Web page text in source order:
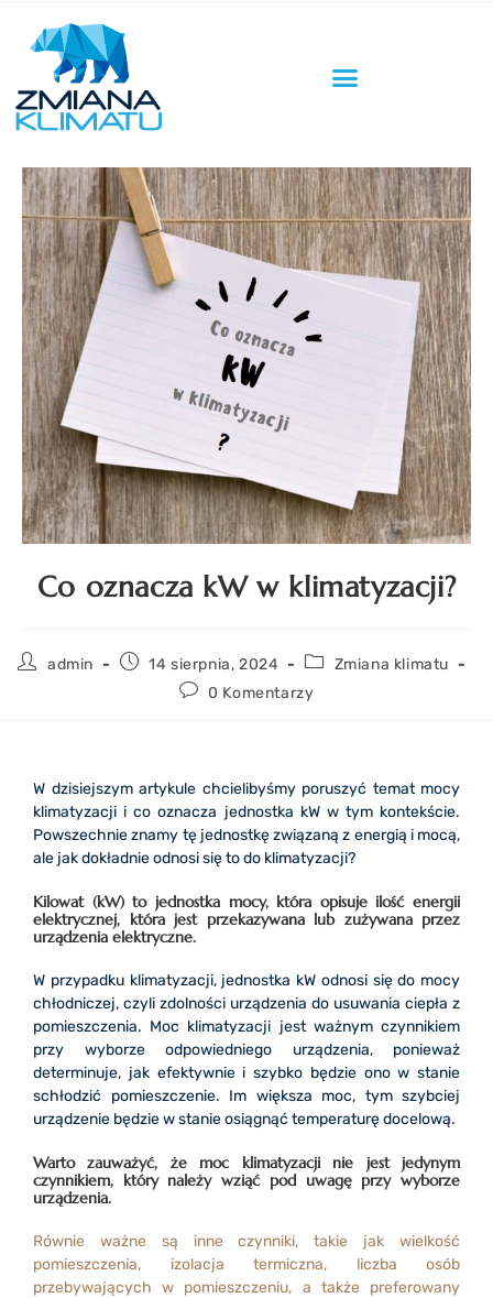
Co oznacza kW w klimatyzacji?
admin 14 sierpnia, 2024
Zmiana klimatu
0 Komentarzy
W dzisiejszym artykule chcielibyśmy poruszyć temat mocy
klimatyzacji i co oznacza jednostka kW w tym kontekście.
Powszechnie znamy tę jednostkę związaną z energią i mocą,
ale jak dokładnie odnosi się to do klimatyzacji?
Kilowat (kW) to jednostka mocy, która opisuje ilość energii
elektrycznej, która jest przekazywana lub zużywana przez
urządzenia elektryczne.
W przypadku klimatyzacji, jednostka kW odnosi się do mocy
chłodniczej, czyli zdolności urządzenia do usuwania ciepła z
pomieszczenia. Moc klimatyzacji jest ważnym czynnikiem
przy wyborze odpowiedniego urządzenia, ponieważ
determinuje, jak efektywnie i szybko będzie ono w stanie
schłodzić pomieszczenie. Im większa moc, tym szybciej
urządzenie będzie w stanie osiągnąć temperaturę docelową.
Warto zauważyć, że moc klimatyzacji nie jest jedynym
czynnikiem, który należy wziąć pod uwagę przy wyborze
urządzenia.
Równie ważne są inne czynniki, takie jak wielkość
pomieszczenia, izolacja termiczna, liczba osób
przebywających w pomieszczeniu, a także preferowany